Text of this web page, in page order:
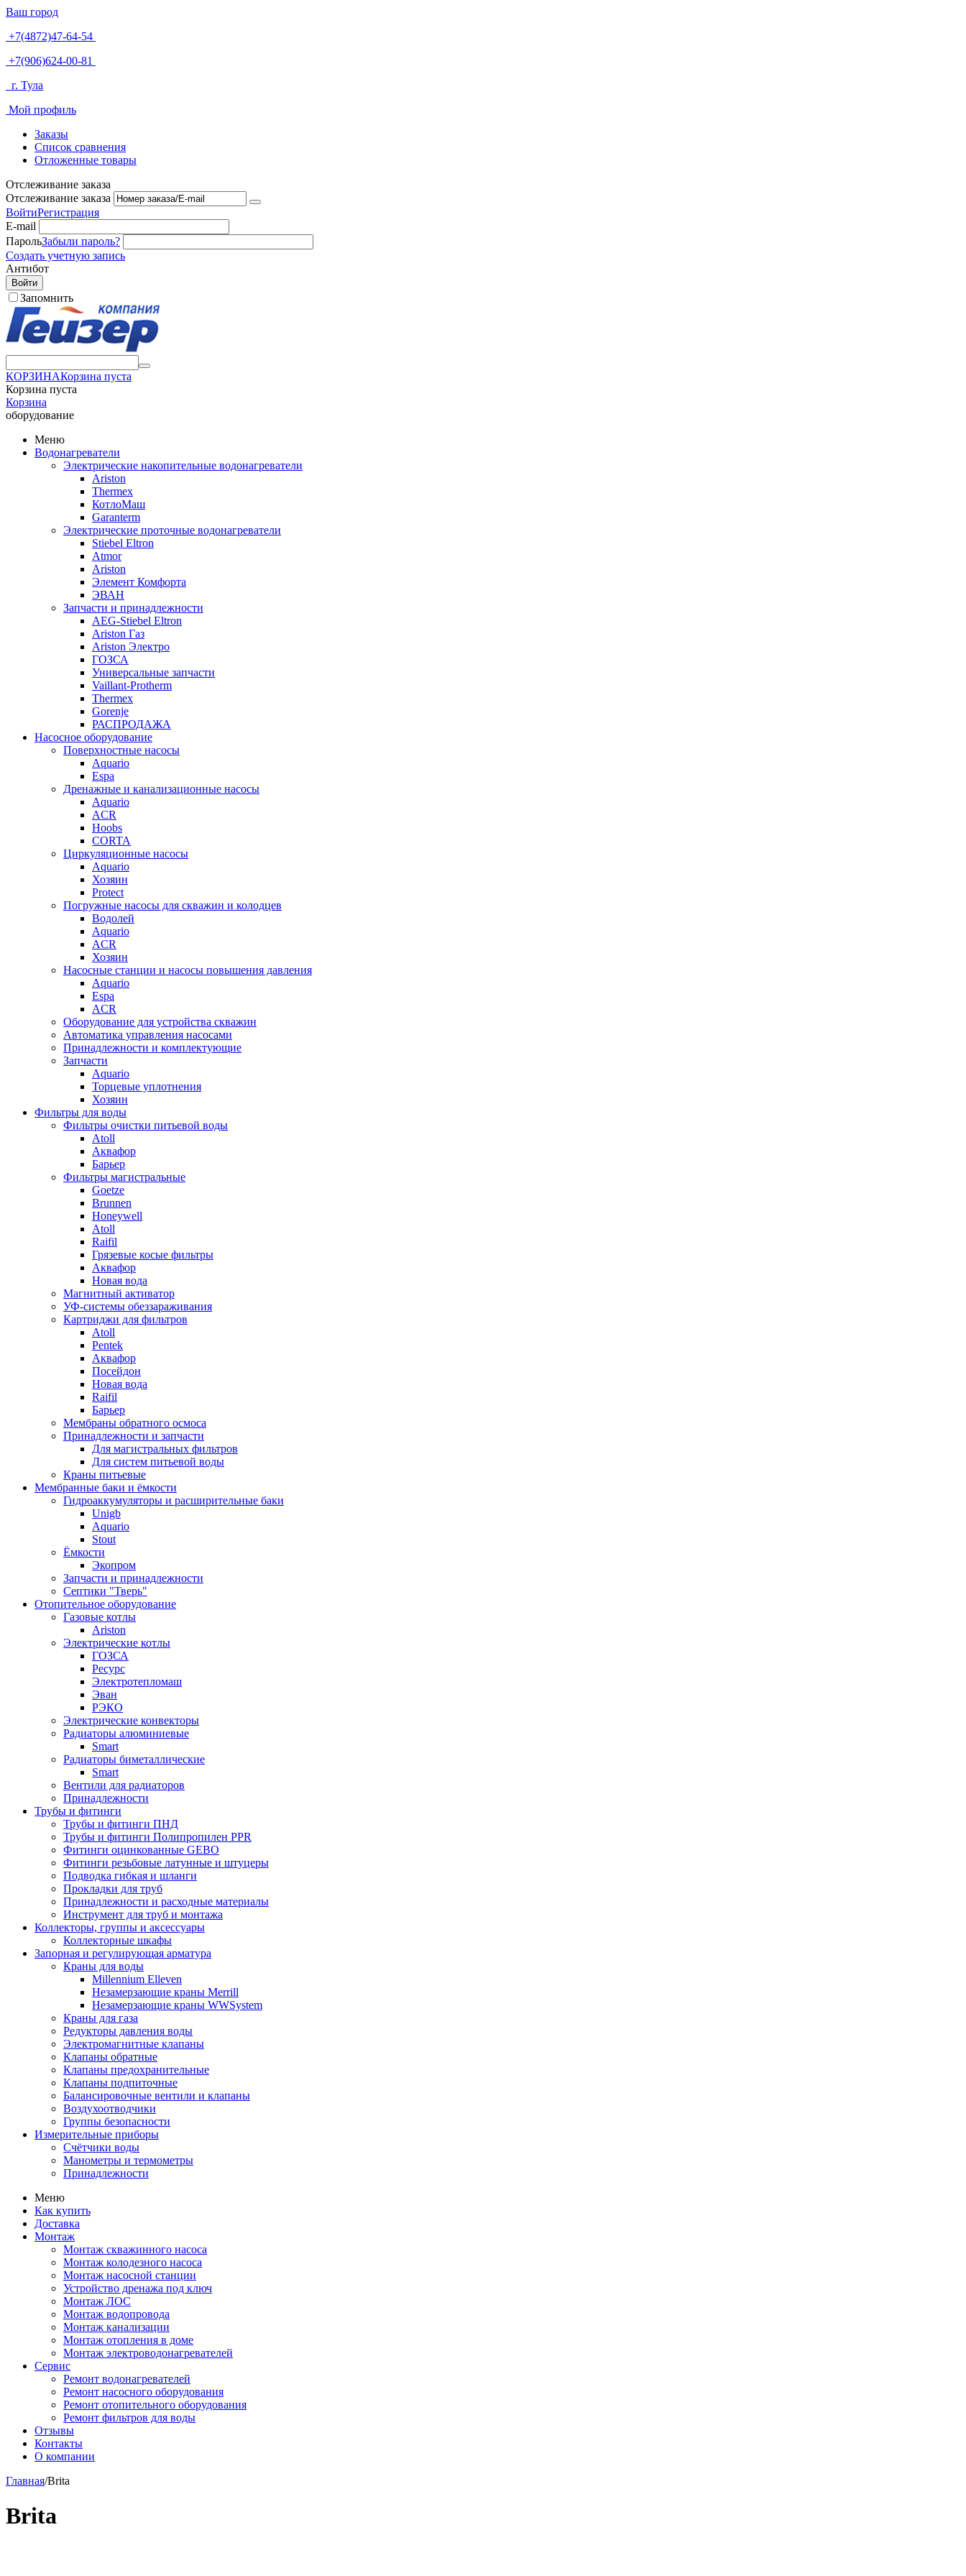
Ваш город
+7(4872)47-64-54
+7(906)624-00-81
г. Тула
Мой профиль
Заказы
Список сравнения
Отложенные товары
Отслеживание заказа
Отслеживание заказа
ВойтиРегистрация
E-mail
ПарольЗабыли пароль?
Создать учетную запись
Антибот
Войти
Запомнить
КОРЗИНАКорзина пуста
Корзина пуста
Корзина
оборудование
Меню
Водонагреватели
Электрические накопительные водонагреватели
Ariston
Thermex
КотлоМаш
Garanterm
Электрические проточные водонагреватели
Stiebel Eltron
Atmor
Ariston
Элемент Комфорта
ЭВАН
Запчасти и принадлежности
AEG-Stiebel Eltron
Ariston Газ
Ariston Электро
ГОЗСА
Универсальные запчасти
Vaillant-Protherm
Thermex
Gorenje
РАСПРОДАЖА
Насосное оборудование
Поверхностные насосы
Aquario
Espa
Дренажные и канализационные насосы
Aquario
ACR
Hoobs
CORTA
Циркуляционные насосы
Aquario
Хозяин
Protect
Погружные насосы для скважин и колодцев
Водолей
Aquario
ACR
Хозяин
Насосные станции и насосы повышения давления
Aquario
Espa
ACR
Оборудование для устройства скважин
Автоматика управления насосами
Принадлежности и комплектующие
Запчасти
Aquario
Торцевые уплотнения
Хозяин
Фильтры для воды
Фильтры очистки питьевой воды
Atoll
Аквафор
Барьер
Фильтры магистральные
Goetze
Brunnen
Honeywell
Atoll
Raifil
Грязевые косые фильтры
Аквафор
Новая вода
Магнитный активатор
УФ-системы обеззараживания
Картриджи для фильтров
Atoll
Pentek
Аквафор
Посейдон
Новая вода
Raifil
Барьер
Мембраны обратного осмоса
Принадлежности и запчасти
Для магистральных фильтров
Для систем питьевой воды
Краны питьевые
Мембранные баки и ёмкости
Гидроаккумуляторы и расширительные баки
Unigb
Aquario
Stout
Ёмкости
Экопром
Запчасти и принадлежности
Септики "Тверь"
Отопительное оборудование
Газовые котлы
Ariston
Электрические котлы
ГОЗСА
Ресурс
Электротепломаш
Эван
РЭКО
Электрические конвекторы
Радиаторы алюминиевые
Smart
Радиаторы биметаллические
Smart
Вентили для радиаторов
Принадлежности
Трубы и фитинги
Трубы и фитинги ПНД
Трубы и фитинги Полипропилен PPR
Фитинги оцинкованные GEBO
Фитинги резьбовые латунные и штуцеры
Подводка гибкая и шланги
Прокладки для труб
Принадлежности и расходные материалы
Инструмент для труб и монтажа
Коллекторы, группы и аксессуары
Коллекторные шкафы
Запорная и регулирующая арматура
Краны для воды
Millennium Elleven
Незамерзающие краны Merrill
Незамерзающие краны WWSystem
Краны для газа
Редукторы давления воды
Электромагнитные клапаны
Клапаны обратные
Клапаны предохранительные
Клапаны подпиточные
Балансировочные вентили и клапаны
Воздухоотводчики
Группы безопасности
Измерительные приборы
Счётчики воды
Манометры и термометры
Принадлежности
Меню
Как купить
Доставка
Монтаж
Монтаж скважинного насоса
Монтаж колодезного насоса
Монтаж насосной станции
Устройство дренажа под ключ
Монтаж ЛОС
Монтаж водопровода
Монтаж канализации
Монтаж отопления в доме
Монтаж электроводонагревателей
Сервис
Ремонт водонагревателей
Ремонт насосного оборудования
Ремонт отопительного оборудования
Ремонт фильтров для воды
Отзывы
Контакты
О компании
Главная/Brita
Brita